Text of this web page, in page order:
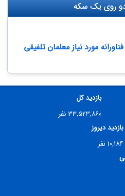
روی یک سکه
مورد نیاز معلمان تلفیقی
بازدید کل
۳۳,۵۲۳,۸۶۰ نفر
بازدید دیروز
۱۰,۱۸۴ نفر